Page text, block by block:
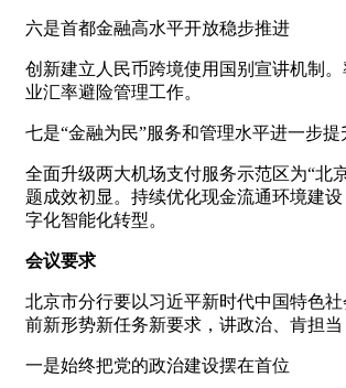
六是首都金融高水平开放稳步推进
创新建立人民币跨境使用国别宣讲机制
业汇率避险管理工作。
七是“金融为民”服务和管理水平进一步提
全面升级两大机场支付服务示范区为“北
题成效初显。持续优化现金流通环境建
字化智能化转型。
会议要求
北京市分行要以习近平新时代中国特色
前新形势新任务新要求，讲政治、肯担
一是始终把党的政治建设摆在首位